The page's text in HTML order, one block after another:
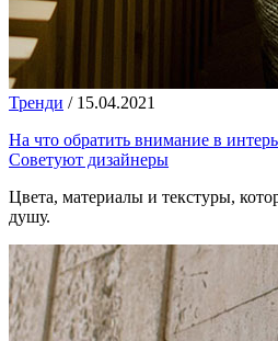
Тренди / 15.04.2021
На что обратить внимание в
Советуют дизайнеры
Цвета, материалы и текстуры,
душу.